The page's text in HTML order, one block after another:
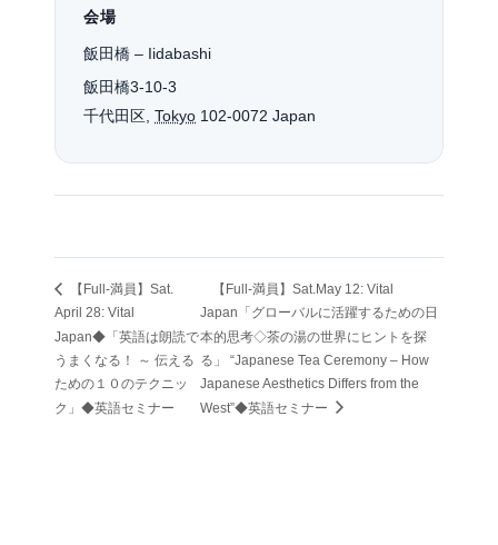
会場
飯田橋 – Iidabashi
飯田橋3-10-3
千代田区 Tokyo 102-0072 Japan
【Full-満員】Sat.
April 28: Vital
Japan◆「英語は朗読で
うまくなる！ ～ 伝える
ための１０のテクニッ
ク」◆英語セミナー
【Full-満員】Sat.May 12: Vital
Japan「グローバルに活躍するための日
本的思考◇茶の湯の世界にヒントを探
る」 “Japanese Tea Ceremony – How
Japanese Aesthetics Differs from the
West”◆英語セミナー